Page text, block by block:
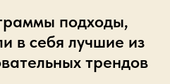
подходы,
в себя лучшие из
трендов